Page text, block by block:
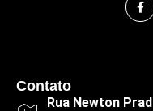
Contato
Rua Newton